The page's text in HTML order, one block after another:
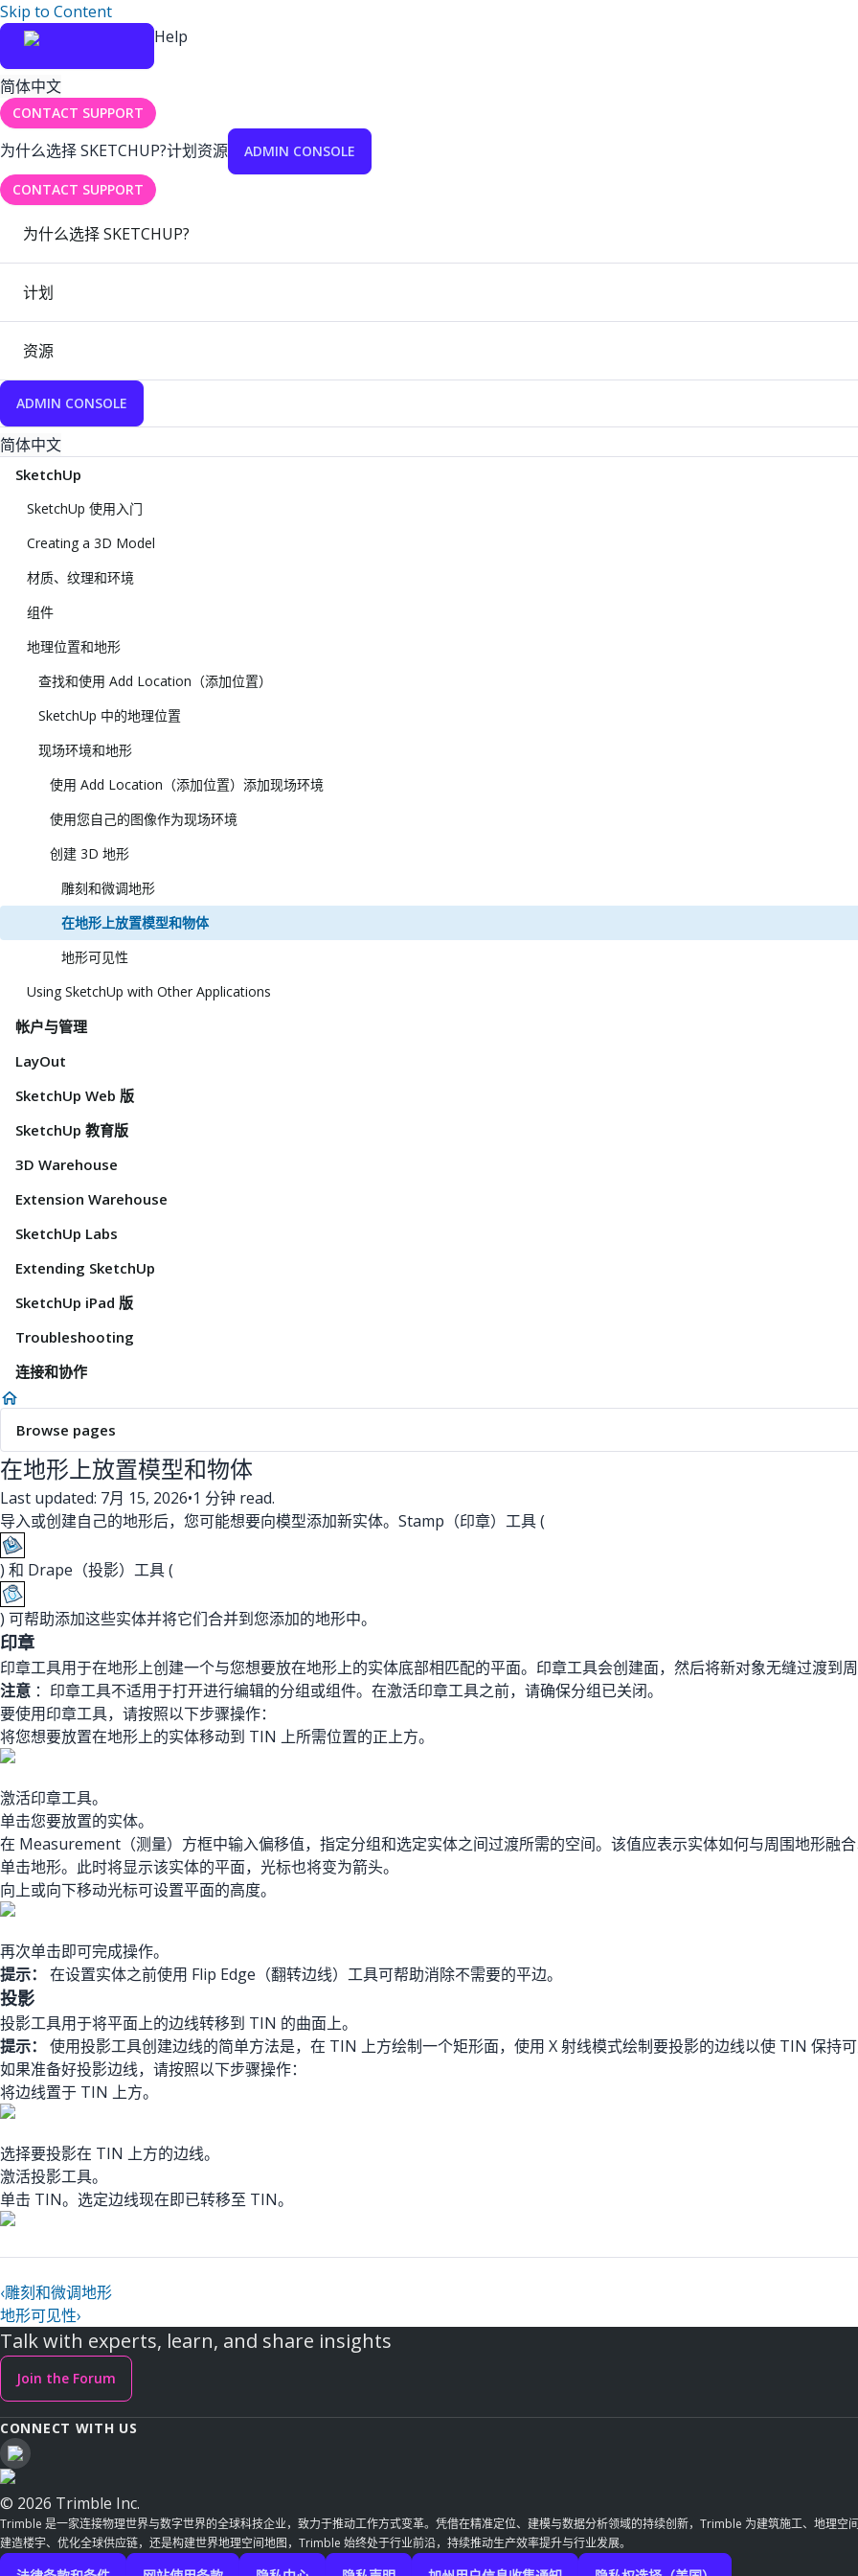
Skip to Content
Help
简体中文
CONTACT SUPPORT
为什么选择 SKETCHUP?计划资源 ADMIN CONSOLE
CONTACT SUPPORT
为什么选择 SKETCHUP?
计划
资源
ADMIN CONSOLE
简体中文
SketchUp
SketchUp 使用入门
Creating a 3D Model
材质、纹理和环境
组件
地理位置和地形
查找和使用 Add Location（添加位置）
SketchUp 中的地理位置
现场环境和地形
使用 Add Location（添加位置）添加现场环境
使用您自己的图像作为现场环境
创建 3D 地形
雕刻和微调地形
在地形上放置模型和物体
地形可见性
Using SketchUp with Other Applications
帐户与管理
LayOut
SketchUp Web 版
SketchUp 教育版
3D Warehouse
Extension Warehouse
SketchUp Labs
Extending SketchUp
SketchUp iPad 版
Troubleshooting
连接和协作
Browse pages
在地形上放置模型和物体
Last updated: 7月 15, 2026•1 分钟 read.
导入或创建自己的地形后，您可能想要向模型添加新实体。Stamp（印章）工具 (
) 和 Drape（投影）工具 (
) 可帮助添加这些实体并将它们合并到您添加的地形中。
印章
印章工具用于在地形上创建一个与您想要放在地形上的实体底部相匹配的平面。印章工具会创建面，然后将新对象无缝过渡到周
注意 ：印章工具不适用于打开进行编辑的分组或组件。在激活印章工具之前，请确保分组已关闭。
要使用印章工具，请按照以下步骤操作：
将您想要放置在地形上的实体移动到 TIN 上所需位置的正上方。
激活印章工具。
单击您要放置的实体。
在 Measurement（测量）方框中输入偏移值，指定分组和选定实体之间过渡所需的空间。该值应表示实体如何与周围地形融合
单击地形。此时将显示该实体的平面，光标也将变为箭头。
向上或向下移动光标可设置平面的高度。
再次单击即可完成操作。
提示：
在设置实体之前使用 Flip Edge（翻转边线）工具可帮助消除不需要的平边。
投影
投影工具用于将平面上的边线转移到 TIN 的曲面上。
提示：
使用投影工具创建边线的简单方法是，在 TIN 上方绘制一个矩形面，使用 X 射线模式绘制要投影的边线以使 TIN 保持
如果准备好投影边线，请按照以下步骤操作：
将边线置于 TIN 上方。
选择要投影在 TIN 上方的边线。
激活投影工具。
单击 TIN。选定边线现在即已转移至 TIN。
‹雕刻和微调地形
地形可见性›
Talk with experts, learn, and share insights
Join the Forum
CONNECT WITH US
© 2026 Trimble Inc.
Trimble 是一家连接物理世界与数字世界的全球科技企业，致力于推动工作方式变革。凭借在精准定位、建模与数据分析领域的持续创新，Trimble 为建筑施工、地理
建造楼宇、优化全球供应链，还是构建世界地理空间地图，Trimble 始终处于行业前沿，持续推动生产效率提升与行业发展。